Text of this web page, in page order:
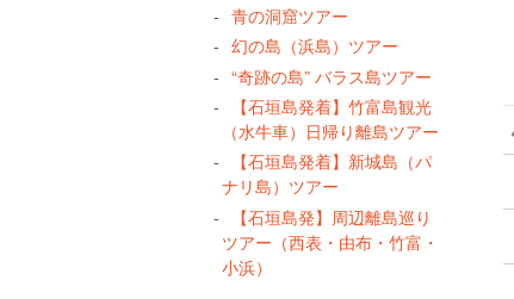
青の洞窟ツアー
幻の島（浜島）ツアー
“奇跡の島” バラス島ツアー
【石垣島発着】竹富島観光
（水牛車）日帰り離島ツアー
【石垣島発着】新城島（パ
ナリ島）ツアー
【石垣島発】周辺離島巡り
ツアー（西表・由布・竹富・
小浜）